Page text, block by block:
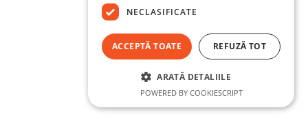
NECLASIFICATE
ACCEPTĂ TOATE REFUZĂ TOT
ARATĂ DETALIILE
POWERED BY COOKIESCRIPT